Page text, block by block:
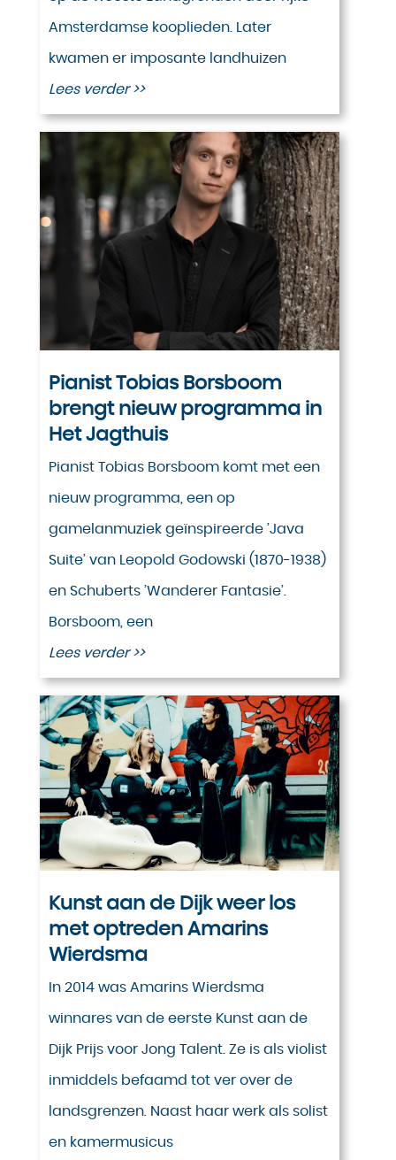
Amsterdamse kooplieden. Later
kwamen er imposante landhuizen
Lees verder >>
Pianist Tobias Borsboom
brengt nieuw programma in
Het Jagthuis
Pianist Tobias Borsboom komt met een
nieuw programma, een op
gamelanmuziek geïnspireerde ’Java
Suite’ van Leopold Godowski (1870-1938)
en Schuberts ’Wanderer Fantasie’.
Borsboom, een
Lees verder >>
Kunst aan de Dijk weer los
met optreden Amarins
Wierdsma
In 2014 was Amarins Wierdsma
winnares van de eerste Kunst aan de
Dijk Prijs voor Jong Talent. Ze is als violist
inmiddels befaamd tot ver over de
landsgrenzen. Naast haar werk als solist
en kamermusicus